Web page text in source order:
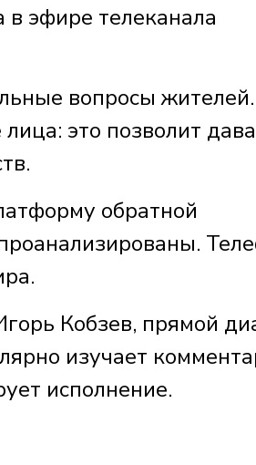
в эфире телеканала
вопросы
это позволит
обратной
Кобзев, прямой
изучает
исполнение.